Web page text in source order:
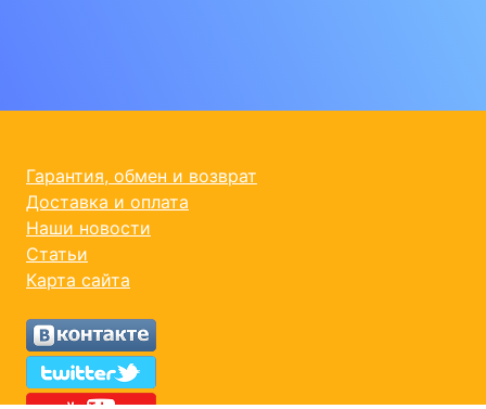
Гарантия, обмен и возврат
Доставка и оплата
Наши новости
Статьи
Карта сайта